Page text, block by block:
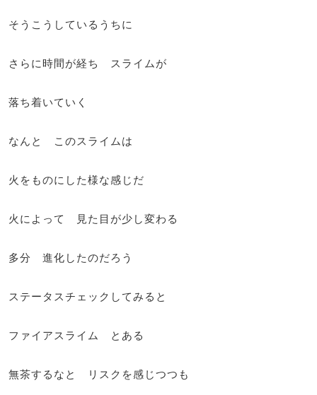
そうこうしているうちに
さらに時間が経ち スライムが
落ち着いていく
なんと このスライムは
火をものにした様な感じだ
火によって 見た目が少し変わる
多分 進化したのだろう
ステータスチェックしてみると
ファイアスライム とある
無茶するなと リスクを感じつつも